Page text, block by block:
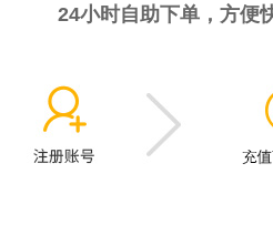
24小时自助下单，方便